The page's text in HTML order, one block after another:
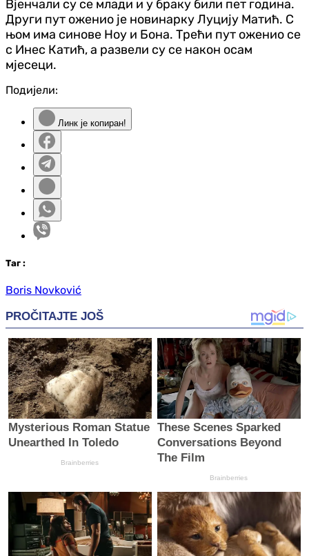
Вјенчали су се млади и у браку били пет година.
Други пут оженио је новинарку Луцију Матић. С
њом има синове Ноу и Бона. Трећи пут оженио се
с Инес Катић, а развели су се након осам
мјесеци.
Подијели:
Линк је копиран!
Таг :
Boris Novković